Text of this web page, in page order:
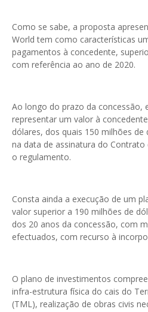
Como se sabe, a proposta
World tem como características
pagamentos à concedente,
com referência ao ano de 2020.
Ao longo do prazo da concessão,
representar um valor à
dólares, dos quais 150 milhões
na data de assinatura do
o regulamento.
Consta ainda a execução de um
valor superior a 190 milhões de
dos 20 anos da concessão, com
efectuados, com recurso à
O plano de investimentos
infra-estrutura física do cais do
(TML), realização de obras civis